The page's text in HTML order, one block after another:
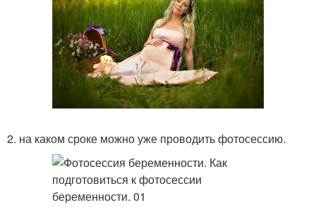
2. на каком сроке можно уже проводить фотосессию.